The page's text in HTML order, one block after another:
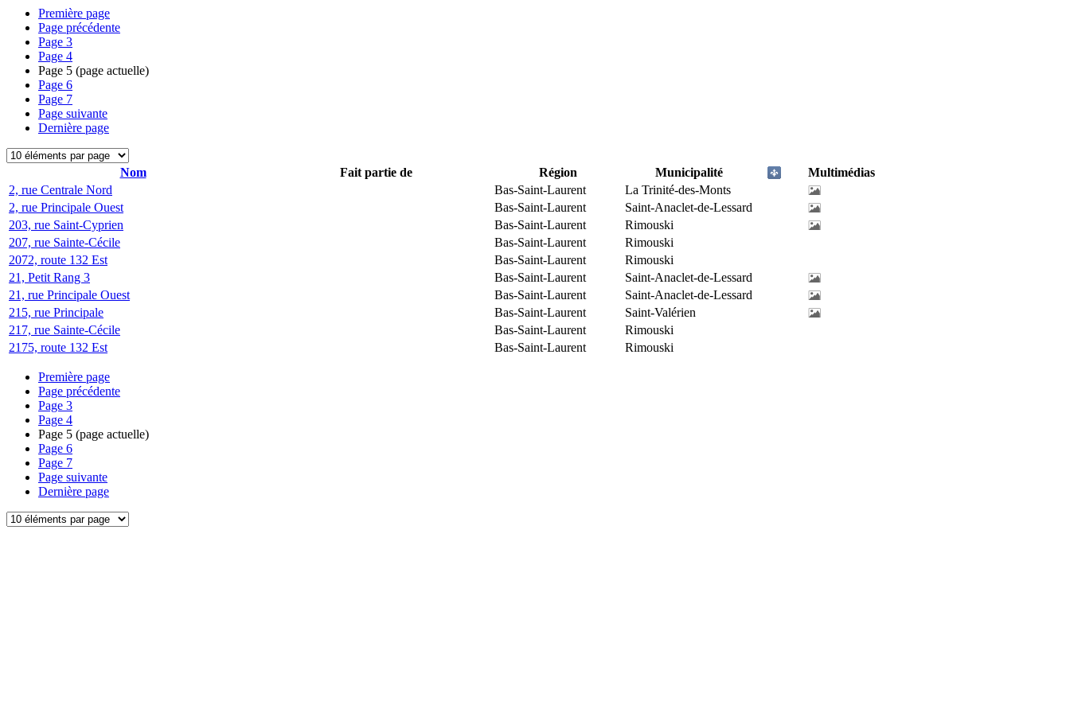
Première page
Page précédente
Page 3
Page 4
Page 5 (page actuelle)
Page 6
Page 7
Page suivante
Dernière page
Nom Fait partie de Région Municipalité
Multimédias
2, rue Centrale Nord
Bas-Saint-Laurent
La Trinité-des-Monts
2, rue Principale Ouest
Bas-Saint-Laurent
Saint-Anaclet-de-Lessard
203, rue Saint-Cyprien
Bas-Saint-Laurent
Rimouski
207, rue Sainte-Cécile
Bas-Saint-Laurent
Rimouski
2072, route 132 Est
Bas-Saint-Laurent
Rimouski
21, Petit Rang 3
Bas-Saint-Laurent
Saint-Anaclet-de-Lessard
21, rue Principale Ouest
Bas-Saint-Laurent
Saint-Anaclet-de-Lessard
215, rue Principale
Bas-Saint-Laurent
Saint-Valérien
217, rue Sainte-Cécile
Bas-Saint-Laurent
Rimouski
2175, route 132 Est
Bas-Saint-Laurent Rimouski
Première page
Page précédente
Page 3
Page 4
Page 5 (page actuelle)
Page 6
Page 7
Page suivante
Dernière page